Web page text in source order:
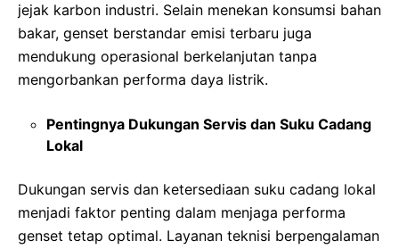
jejak karbon industri. Selain menekan konsumsi bahan
bakar, genset berstandar emisi terbaru juga
mendukung operasional berkelanjutan tanpa
mengorbankan performa daya listrik.
Pentingnya Dukungan Servis dan Suku Cadang
Lokal
Dukungan servis dan ketersediaan suku cadang lokal
menjadi faktor penting dalam menjaga performa
genset tetap optimal. Layanan teknisi berpengalaman